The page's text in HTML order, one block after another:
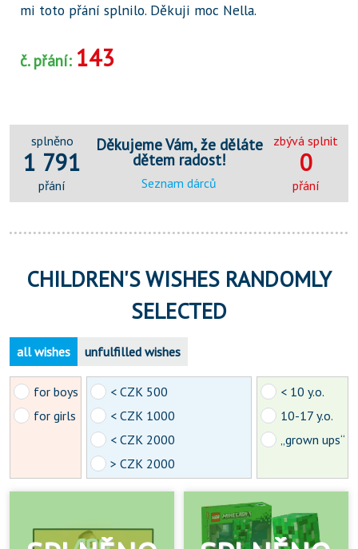
mi toto přání splnilo. Děkuji moc Nella.
č. přání: 143
splněno
1 791
přání
Děkujeme Vám, že děláte
dětem radost!
Seznam dárců
zbývá splnit
0
přání
CHILDREN'S WISHES RANDOMLY
SELECTED
all wishes unfulfilled wishes
for boys
for girls
< CZK 500
< CZK 1000
< CZK 2000
> CZK 2000
< 10 y.o.
10-17 y.o.
„grown ups“